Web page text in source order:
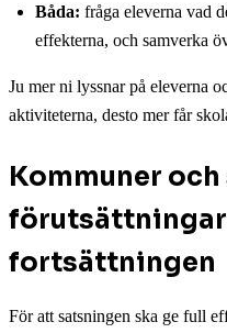
Båda: fråga eleverna vad
effekterna, och samverka
Ju mer ni lyssnar på eleverna
aktiviteterna, desto mer får
Kommuner och
fortsättningen
För att satsningen ska ge full